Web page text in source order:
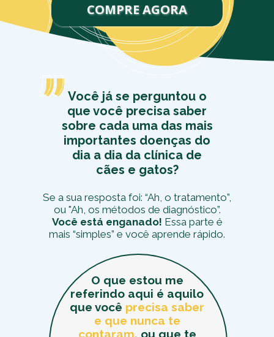
COMPRE AGORA
Você já se perguntou o
que você precisa saber
sobre cada uma das mais
importantes doenças do
dia a dia da clínica de
cães e gatos?
Se a sua resposta foi: “Ah, o tratamento”,
ou "Ah, os métodos de diagnóstico”.
Você está enganado! Essa parte é
mais “simples” e você aprende rápido.
O que estou me
referindo aqui é aquilo
que você precisa saber
e que nunca te
contaram, ou que te